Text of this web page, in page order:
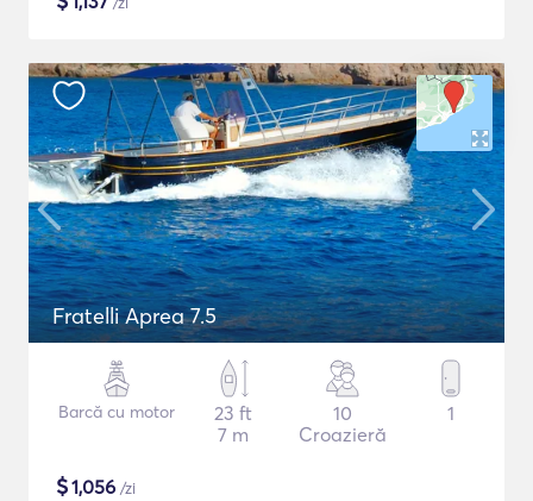
Fratelli Aprea 7.5
Barcă cu motor
23 ft
7 m
10
Croazieră
1
$1,056 /zi